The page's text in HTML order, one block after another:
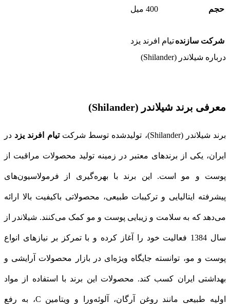
حجم 400 میل
شرکت سازندهتیام افرند یزد
درباره شیلاندر (Shilander)
معرفی برند شیلاندر (Shilander)
برند شیلاندر (Shilander)، تولیدشده توسط شرکت تیام افرند یزد در
ایران، یکی از برندهای معتبر در زمینه تولید محصولات مراقبت از
پوست و مو است. این برند با بهره‌گیری از فرمولاسیون‌های
پیشرفته ایتالیایی و ترکیبات طبیعی، محصولاتی باکیفیت بالا ارائه
می‌دهد که به سلامت و زیبایی پوست و مو کمک می‌کنند. شیلاندر از
سال 1384 فعالیت خود را آغاز کرده و با تمرکز بر نیازهای انواع
پوست و مو، توانسته جایگاه ویژه‌ای در بازار محصولات آرایشی و
بهداشتی ایران کسب کند. محصولات این برند با استفاده از مواد
اولیه طبیعی مانند روغن آرگان، آلوئه‌ورا و ویتامین C، به رفع